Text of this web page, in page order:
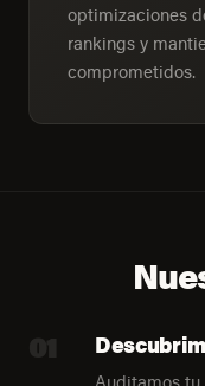
optimizaciones
rankings y
comprometidos.
01
Auditamos